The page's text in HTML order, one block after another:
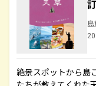
島
絶景スポットから島